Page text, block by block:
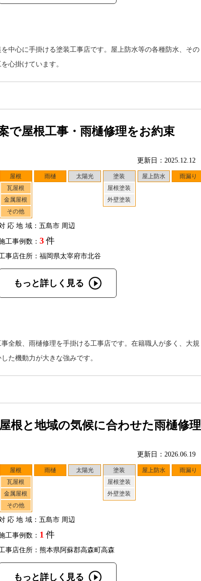
中心に手掛ける塗装工事店です。屋上防水等の各種防水、その
心掛けています。
で屋根工事・雨樋修理をお約束
更新日：2025.12.12
屋根
瓦屋根
金属屋根
その他
雨樋 太陽光
塗装
屋根塗装
外壁塗装
屋上防水 雨漏り
応地域：五島市 周辺
工事例数： 3 件
事店住所：福岡県太宰府市北谷
もっと詳しく見る
全般、雨樋修理を手掛ける工事店です。在籍職人が多く、大規
た機動力が大きな強みです。
根と地域の気候に合わせた雨樋修理
更新日：2026.06.19
屋根
瓦屋根
金属屋根
その他
雨樋 太陽光
塗装
屋根塗装
外壁塗装
屋上防水 雨漏り
応地域：五島市 周辺
工事例数： 1 件
事店住所：熊本県阿蘇郡高森町高森
もっと詳しく見る